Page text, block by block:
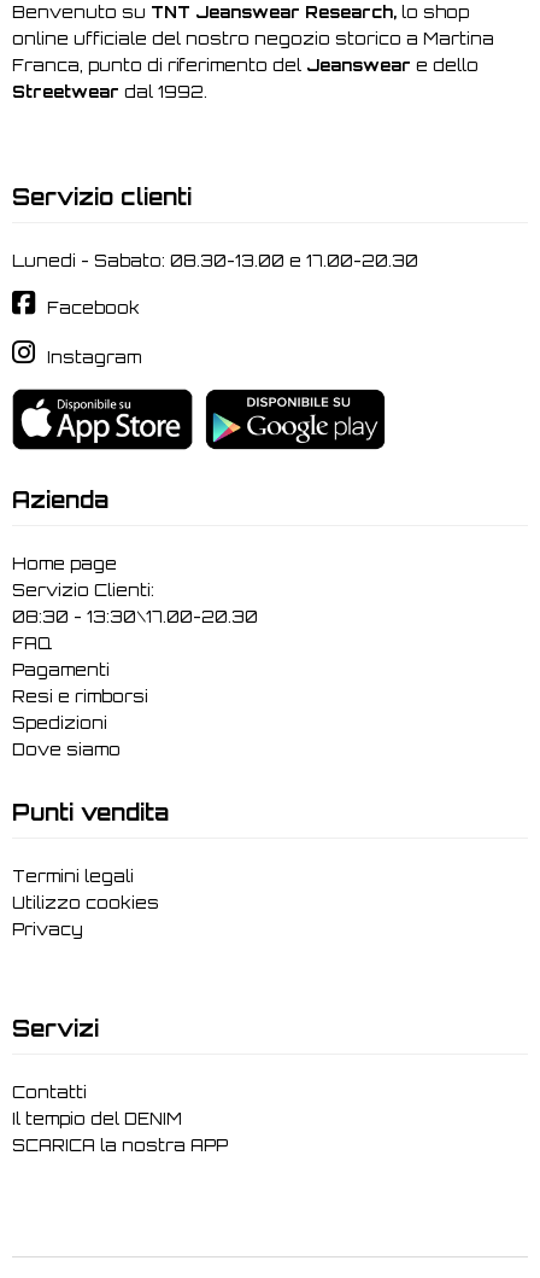
Benvenuto su TNT Jeanswear Research, lo shop
online ufficiale del nostro negozio storico a Martina
Franca, punto di riferimento del Jeanswear e dello
Streetwear dal 1992.
Servizio clienti
Lunedi - Sabato: 08.30-13.00 e 17.00-20.30
Facebook
Instagram
Azienda
Home page
Servizio Clienti:
08:30 - 13:30\17.00-20.30
FAQ
Pagamenti
Resi e rimborsi
Spedizioni
Dove siamo
Punti vendita
Termini legali
Utilizzo cookies
Privacy
Servizi
Contatti
Il tempio del DENIM
SCARICA la nostra APP